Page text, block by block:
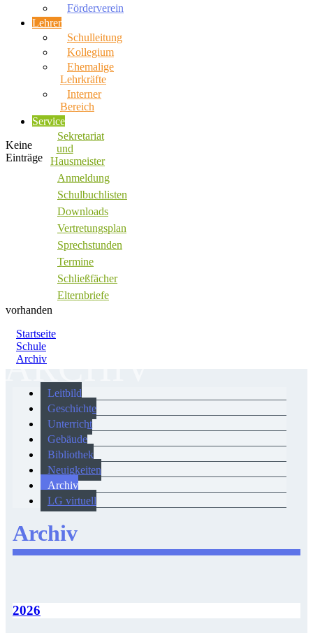
Förderverein
Lehrer
Schulleitung
Kollegium
Ehemalige
Lehrkräfte
Interner
Bereich
Service
Sekretariat
und
Hausmeister
Anmeldung
Schulbuchlisten
Downloads
Vertretungsplan
Sprechstunden
Termine
Schließfächer
Elternbriefe
Keine
Einträge
vorhanden
ARCHIV
Startseite
Schule
Archiv
Leitbild
Geschichte
Unterricht
Gebäude
Bibliothek
Neuigkeiten
Archiv
LG virtuell
Archiv
2026